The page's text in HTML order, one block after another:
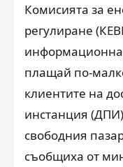
Комисията за
регулиране
информационна
плащай по-
клиентите на
инстанция
свободния
съобщиха от